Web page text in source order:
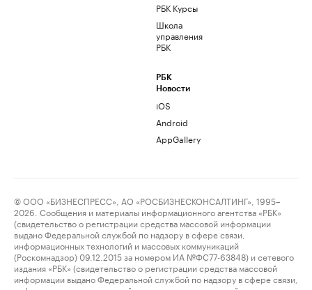
РБК Курсы
Школа
управления
РБК
РБК
Новости
iOS
Android
AppGallery
© ООО «БИЗНЕСПРЕСС», АО «РОСБИЗНЕСКОНСАЛТИНГ», 1995–
2026. Сообщения и материалы информационного агентства «РБК»
(свидетельство о регистрации средства массовой информации
выдано Федеральной службой по надзору в сфере связи,
информационных технологий и массовых коммуникаций
(Роскомнадзор) 09.12.2015 за номером ИА №ФС77-63848) и сетевого
издания «РБК» (свидетельство о регистрации средства массовой
информации выдано Федеральной службой по надзору в сфере связи,